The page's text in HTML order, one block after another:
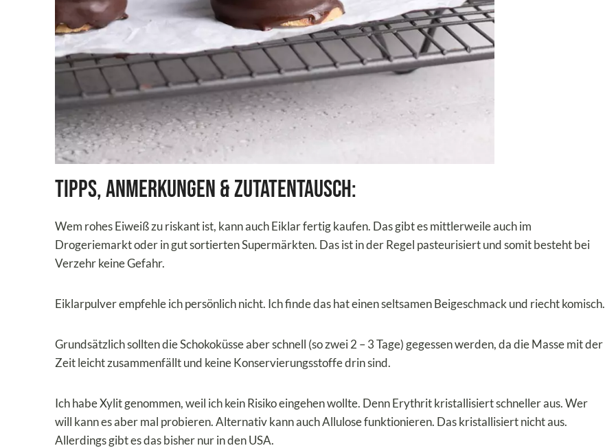
Tipps, Anmerkungen & Zutatentausch:
Wem rohes Eiweiß zu riskant ist, kann auch Eiklar fertig kaufen. Das gibt es mittlerweile auch im
Drogeriemarkt oder in gut sortierten Supermärkten. Das ist in der Regel pasteurisiert und somit besteht bei
Verzehr keine Gefahr.
Eiklarpulver empfehle ich persönlich nicht. Ich finde das hat einen seltsamen Beigeschmack und riecht komisch.
Grundsätzlich sollten die Schokoküsse aber schnell (so zwei 2 – 3 Tage) gegessen werden, da die Masse mit der
Zeit leicht zusammenfällt und keine Konservierungsstoffe drin sind.
Ich habe Xylit genommen, weil ich kein Risiko eingehen wollte. Denn Erythrit kristallisiert schneller aus. Wer
will kann es aber mal probieren. Alternativ kann auch Allulose funktionieren. Das kristallisiert nicht aus.
Allerdings gibt es das bisher nur in den USA.